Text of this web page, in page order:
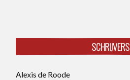
SCHRIJVERS
Alexis de Roode